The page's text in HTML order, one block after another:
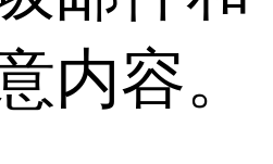
内容。